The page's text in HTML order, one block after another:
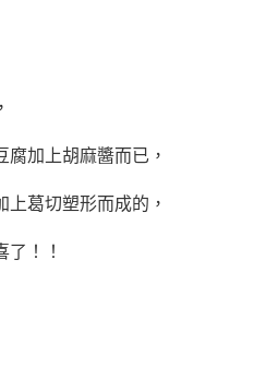
加上胡麻醬而已，
葛切塑形而成的，
！！